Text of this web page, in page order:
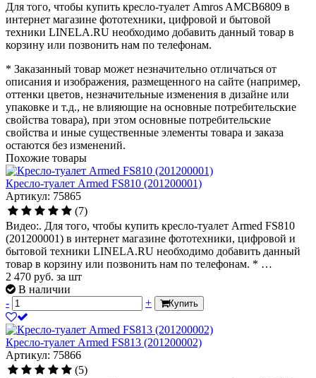
Для того, чтобы купить кресло-туалет Amros AMCB6809 в
интернет магазине фототехники, цифровой и бытовой
техники LINELA.RU необходимо добавить данный товар в
корзину или позвонить нам по телефонам.
* Заказанный товар может незначительно отличаться от
описания и изображения, размещенного на сайте (например,
оттенки цветов, незначительные изменения в дизайне или
упаковке и т.д., не влияющие на основные потребительские
свойства товара), при этом основные потребительские
свойства и иные существенные элементы товара и заказа
остаются без изменений.
Похожие товары
Кресло-туалет Armed FS810 (201200001)
Артикул: 75865
(7)
Видео:. Для того, чтобы купить кресло-туалет Armed FS810
(201200001) в интернет магазине фототехники, цифровой и
бытовой техники LINELA.RU необходимо добавить данный
товар в корзину или позвонить нам по телефонам. * …
2 470 руб. за шт
В наличии
-
+ Купить
Кресло-туалет Armed FS813 (201200002)
Артикул: 75866
(5)